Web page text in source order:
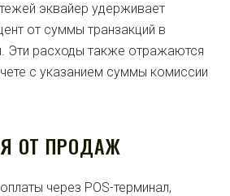
эквайер удерживает
от суммы транзакций в
Эти расходы также отражаются
с указанием суммы комиссии
ОТ ПРОДАЖ
через POS-терминал,